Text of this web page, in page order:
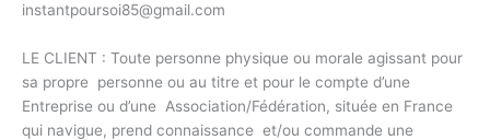
instantpoursoi85@gmail.com
LE CLIENT : Toute personne physique ou morale agissant pour
sa propre personne ou au titre et pour le compte d’une
Entreprise ou d’une Association/Fédération, située en France
qui navigue, prend connaissance et/ou commande une